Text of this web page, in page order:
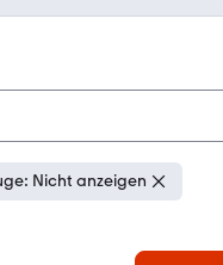
Nicht anzeigen